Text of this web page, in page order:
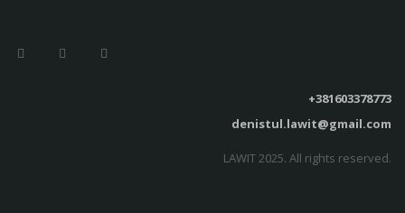
+381603378773
denistul.lawit@gmail.com
LAWIT 2025. All rights reserved.